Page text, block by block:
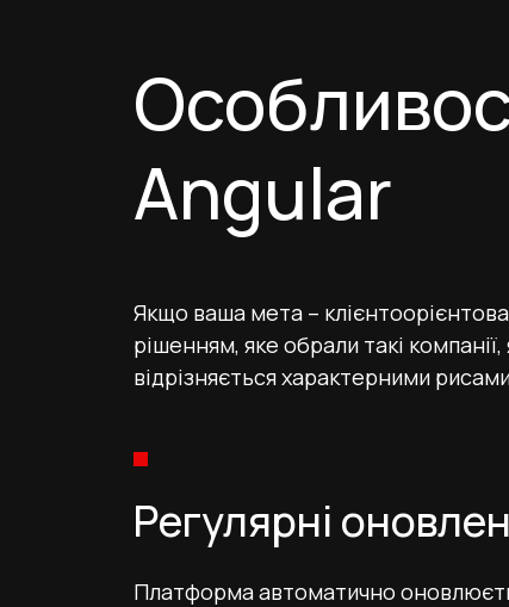
Angular
Якщо ваша мета –
рішенням, яке обрали такі
відрізняється характерними
Регулярні
Платформа автоматично